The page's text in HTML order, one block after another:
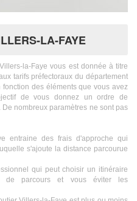
LA-FAYE
la-Faye vous est donnée à titre
tarifs préfectoraux du département
des éléments que vous avez
de vous donnez un ordre de
nombreux paramètres ne sont pas
entraine des frais d'approche qui
s'ajoute la distance parcourue
qui peut choisir un itinéraire
de parcours et vous éviter les